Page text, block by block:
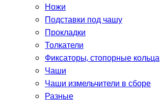
Ножи
Подставки под чашу
Прокладки
Толкатели
Фиксаторы, стопорные кольца
Чаши
Чаши измельчители в сборе
Разные